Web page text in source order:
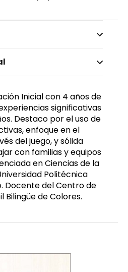
Leslie Francesca
Inicial con 4 años de
significativas
Destaco por el uso de
enfoque en el
del juego, y sólida
con familias y equipos
en Ciencias de la
Politécnica
Docente del Centro de
Bilingüe de Colores.